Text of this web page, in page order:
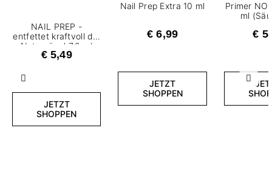
Zurück
NAIL PREP -
entfettet kraftvoll die
Naturnägel 7,2 ml
€ 5,49
JETZT
SHOPPEN
Nail Prep Extra 10 ml
€ 6,99
JETZT
SHOPPEN
Primer
ml
€